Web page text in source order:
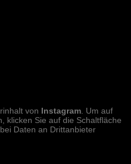
von Instagram . Um auf
klicken Sie auf die Schaltfläche
Daten an Drittanbieter